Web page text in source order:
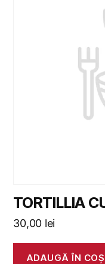
TORTILLIA
30,00 lei
ADAUGĂ ÎN COȘ